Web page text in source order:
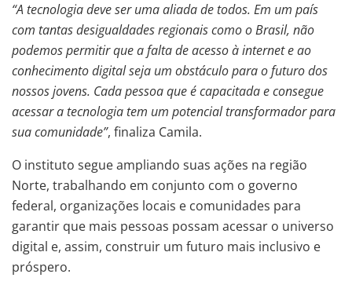
“A tecnologia deve ser uma aliada de todos. Em um país
com tantas desigualdades regionais como o Brasil, não
podemos permitir que a falta de acesso à internet e ao
conhecimento digital seja um obstáculo para o futuro dos
nossos jovens. Cada pessoa que é capacitada e consegue
acessar a tecnologia tem um potencial transformador para
sua comunidade”, finaliza Camila.
O instituto segue ampliando suas ações na região
Norte, trabalhando em conjunto com o governo
federal, organizações locais e comunidades para
garantir que mais pessoas possam acessar o universo
digital e, assim, construir um futuro mais inclusivo e
próspero.